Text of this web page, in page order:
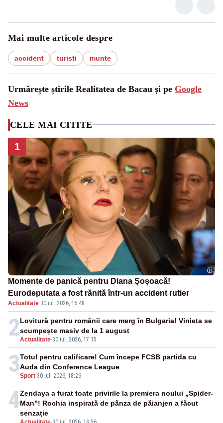
Mai multe articole despre
accident turisti munte
Urmărește știrile Realitatea de Bacau și pe Google
News
CELE MAI CITITE
1
Momente de panică pentru Diana Șoșoacă!
Eurodeputata a fost rănită într-un accident rutier
Actualitate·30 iul. 2026, 16:48
2Actualitate-30 iul. 2026, 17:15
Lovitură pentru românii care merg în Bulgaria! Vinieta se
scumpește masiv de la 1 august
3Sport-30 iul. 2026, 18:26
Totul pentru calificare! Cum începe FCSB partida cu
Auda din Conference League
4Zendaya a furat toate privirile la premiera noului „Spider-
Man”! Rochia inspirată de pânza de păianjen a făcut
senzație